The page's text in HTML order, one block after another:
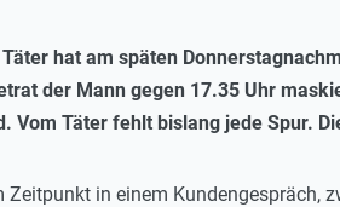
hat am späten
der Mann gegen 17.35 Uhr
Vom Täter fehlt bislang jede Spur.
in einem Kundengespräch,